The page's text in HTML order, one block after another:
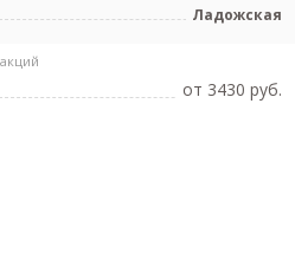
Ладожская
от 3430 pуб.